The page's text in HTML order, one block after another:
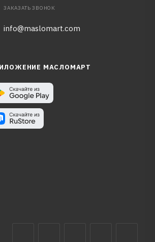
ЗАКАЗАТЬ ЗВОНОК
info@maslomart.com
МАСЛОМАРТ